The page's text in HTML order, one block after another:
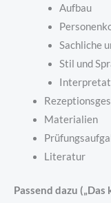
Aufbau
Sachliche
Stil und
Materialien
Literatur
Passend dazu